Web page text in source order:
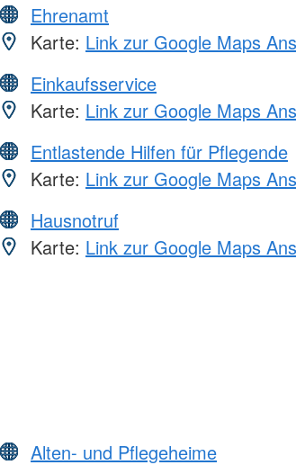
Ehrenamt
Karte: Link zur Google Maps
Einkaufsservice
Karte: Link zur Google Maps
Entlastende Hilfen für Pflegende
Karte: Link zur Google Maps
Hausnotruf
Karte: Link zur Google Maps
Alten- und Pflegeheime